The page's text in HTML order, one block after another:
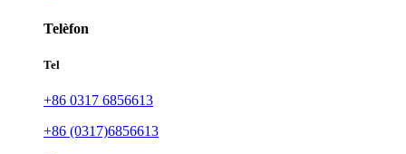
Telèfon
Tel
+86 0317 6856613
+86 (0317)6856613